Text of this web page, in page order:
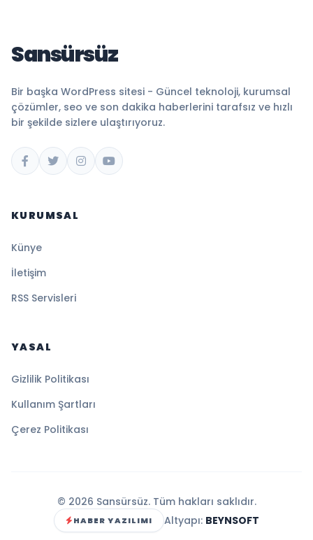
Sansürsüz
Bir başka WordPress sitesi - Güncel teknoloji, kurumsal
çözümler, seo ve son dakika haberlerini tarafsız ve hızlı
bir şekilde sizlere ulaştırıyoruz.
KURUMSAL
Künye
İletişim
RSS Servisleri
YASAL
Gizlilik Politikası
Kullanım Şartları
Çerez Politikası
© 2026 Sansürsüz. Tüm hakları saklıdır.
HABER YAZILIMI Altyapı: BEYNSOFT